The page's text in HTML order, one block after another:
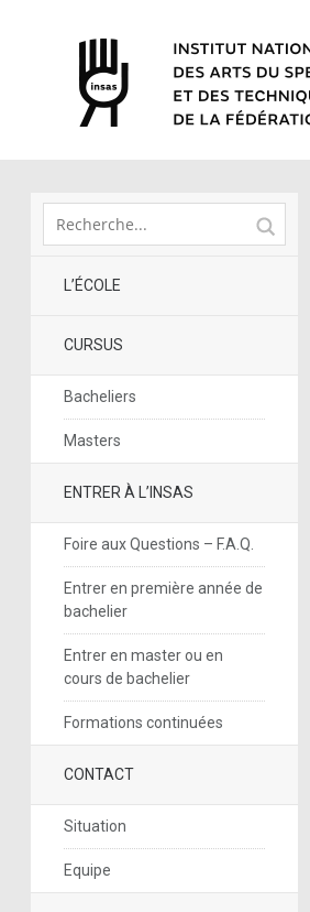
L’ÉCOLE
CURSUS
Bacheliers
Masters
ENTRER À L’INSAS
Foire aux Questions – F.A.Q.
Entrer en première année de
bachelier
Entrer en master ou en
cours de bachelier
Formations continuées
CONTACT
Situation
Equipe